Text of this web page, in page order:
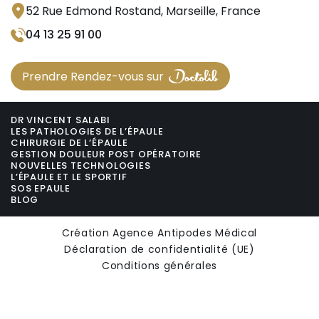
52 Rue Edmond Rostand, Marseille, France
04 13 25 91 00
Prendre Rendez-vous sur
DR VINCENT SALABI
LES PATHOLOGIES DE L’ÉPAULE
CHIRURGIE DE L’ÉPAULE
GESTION DOULEUR POST OPÉRATOIRE
NOUVELLES TECHNOLOGIES
L’ÉPAULE ET LE SPORTIF
SOS EPAULE
BLOG
Création Agence Antipodes Médical
Déclaration de confidentialité (UE)
Conditions générales